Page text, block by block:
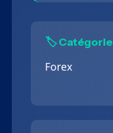
🏷️ Catégorie
Forex